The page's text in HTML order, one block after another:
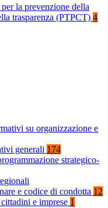
la prevenzione della
trasparenza (PTPCT) 4
su organizzazione e
generali 174
strategico-
e codice di condotta 12
e imprese 1